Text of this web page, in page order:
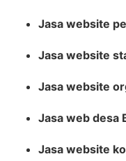
Jasa website
Jasa website
Jasa website
Jasa web desa
Jasa website